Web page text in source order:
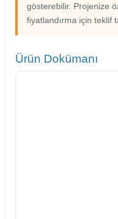
gösterebilir. Projenize
fiyatlandırma için teklif
Ürün Dokümanı